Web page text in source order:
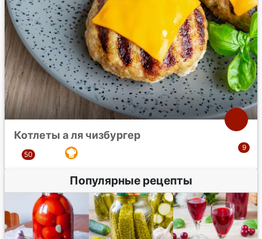
Котлеты а ля чизбургер
Популярные рецепты